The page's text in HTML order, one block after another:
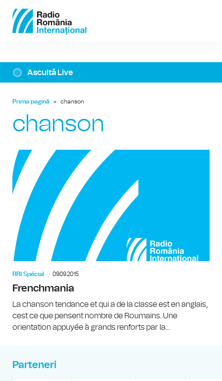
Ascultă Live
Prima pagină » chanson
chanson
RRI Spécial 09.09.2015
Frenchmania
La chanson tendance et qui a de la classe est en anglais,
cest ce que pensent nombre de Roumains. Une
orientation appuyée à grands renforts par la...
Parteneri